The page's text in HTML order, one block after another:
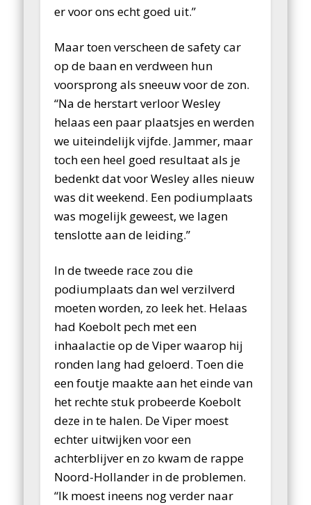
er voor ons echt goed uit.”
Maar toen verscheen de safety car
op de baan en verdween hun
voorsprong als sneeuw voor de zon.
“Na de herstart verloor Wesley
helaas een paar plaatsjes en werden
we uiteindelijk vijfde. Jammer, maar
toch een heel goed resultaat als je
bedenkt dat voor Wesley alles nieuw
was dit weekend. Een podiumplaats
was mogelijk geweest, we lagen
tenslotte aan de leiding.”
In de tweede race zou die
podiumplaats dan wel verzilverd
moeten worden, zo leek het. Helaas
had Koebolt pech met een
inhaalactie op de Viper waarop hij
ronden lang had geloerd. Toen die
een foutje maakte aan het einde van
het rechte stuk probeerde Koebolt
deze in te halen. De Viper moest
echter uitwijken voor een
achterblijver en zo kwam de rappe
Noord-Hollander in de problemen.
“Ik moest ineens nog verder naar